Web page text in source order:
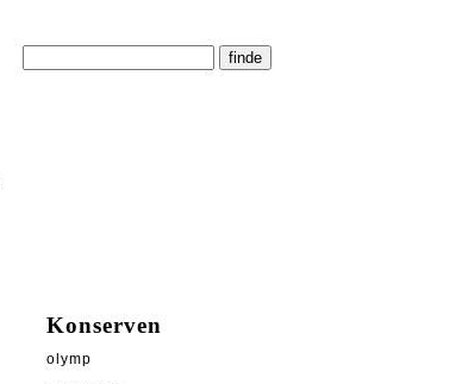
Konserven
olymp